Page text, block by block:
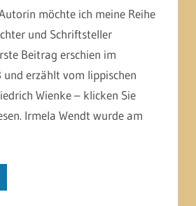
möchte ich meine Reihe
und Schriftsteller
Beitrag erschien im
und erzählt vom lippischen
Wienke – klicken Sie
Irmela Wendt wurde am